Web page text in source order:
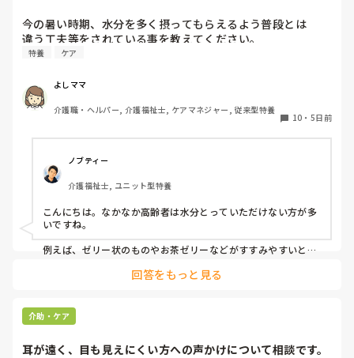
手で……
結局特養はなんとなく、そういった話耳にするので挑戦できず
です（._.）
今の暑い時期、水分を多く摂ってもらえるよう普段とは
違う工夫等をされている事を教えてください。
特養 ケア
よしママ
介護職・ヘルパー, 介護福祉士, ケアマネジャー, 従来型特養
10 ・ 5日前
ノブティー
介護福祉士, ユニット型特養
こんにちは。なかなか高齢者は水分とっていただけない方が多
いですね。
例えば、ゼリー状のものやお茶ゼリーなどがすすみやすいと思
て少しずつ提供するとかもいいかもしれません。
回答をもっと見る
介助・ケア
耳が遠く、目も見えにくい方への声かけについて相談です。